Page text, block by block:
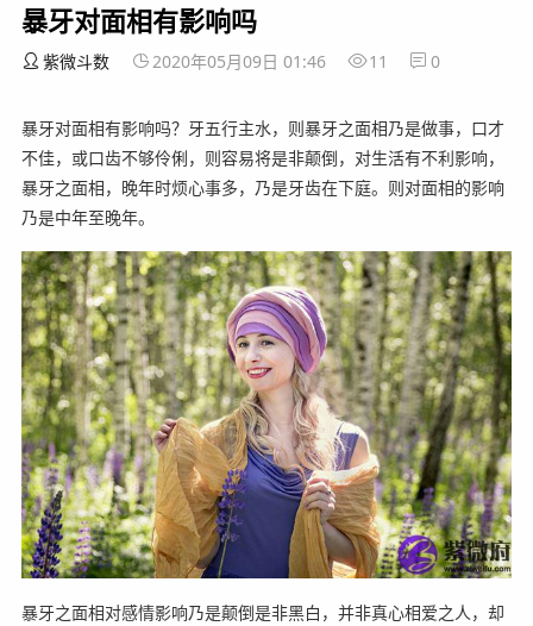
暴牙对面相有影响吗
紫微斗数 2020年05月09日 01:46 11 0
暴牙对面相有影响吗？牙五行主水，则暴牙之面相乃是做事，口才
不佳，或口齿不够伶俐，则容易将是非颠倒，对生活有不利影响，
暴牙之面相，晚年时烦心事多，乃是牙齿在下庭。则对面相的影响
乃是中年至晚年。
暴牙之面相对感情影响乃是颠倒是非黑白，并非真心相爱之人，却